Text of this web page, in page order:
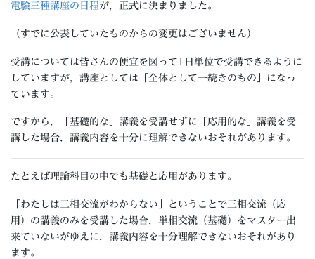
電験三種講座の日程が，正式に決まりました。
（すでに公表していたものからの変更はございません）
受講については皆さんの便宜を図って1日単位で受講できるように
していますが，講座としては「全体として一続きのもの」になっ
ています。
ですから，「基礎的な」講義を受講せずに「応用的な」講義を受
講した場合，講義内容を十分に理解できないおそれがあります。
たとえば理論科目の中でも基礎と応用があります。
「わたしは三相交流がわからない」ということで三相交流（応
用）の講義のみを受講した場合，単相交流（基礎）をマスター出
来ていないがゆえに，講義内容を十分理解できないおそれがあり
ます。